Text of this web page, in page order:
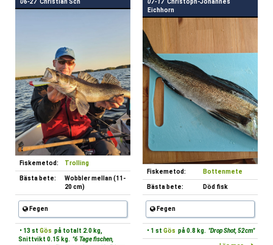
Fiskemetod: Trolling
Bästa bete:
Wobbler mellan (11-
20 cm)
Fegen
• 13 st Gös på totalt 2.0 kg,
Snittvikt 0.15 kg. "6 Tage fischen,
Eichhorn
Fiskemetod: Bottenmete
Bästa bete: Död fisk
Fegen
• 1 st Gös på 0.8 kg. "Drop Shot, 52cm"